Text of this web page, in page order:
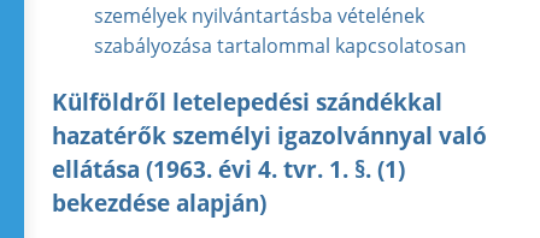
személyek nyilvántartásba vételének
szabályozása tartalommal kapcsolatosan
Külföldről letelepedési szándékkal
hazatérők személyi igazolvánnyal való
ellátása (1963. évi 4. tvr. 1. §. (1)
bekezdése alapján)